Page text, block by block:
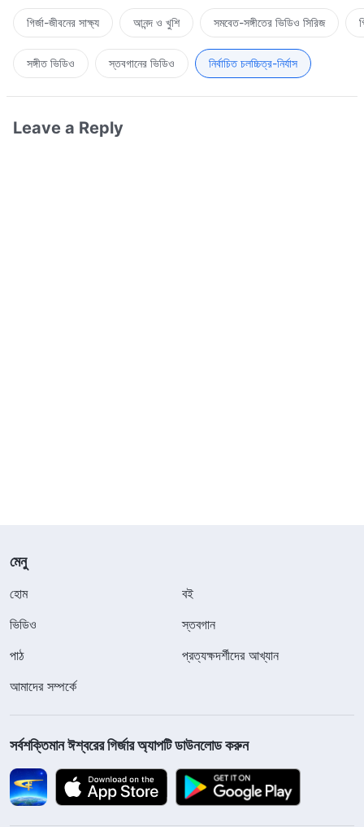
গির্জা-জীবনের সাক্ষ্য আনন্দ ও খুশি সমবেত-সঙ্গীতের ভিডিও সিরিজ
সঙ্গীত ভিডিও স্তবগানের ভিডিও নির্বাচিত চলচ্চিত্র-নির্যাস
Leave a Reply
মেনু
হোম
বই
ভিডিও
স্তবগান
পাঠ
প্রত্যক্ষদর্শীদের আখ্যান
আমাদের সম্পর্কে
সর্বশক্তিমান ঈশ্বরের গির্জার অ্যাপটি ডাউনলোড করুন